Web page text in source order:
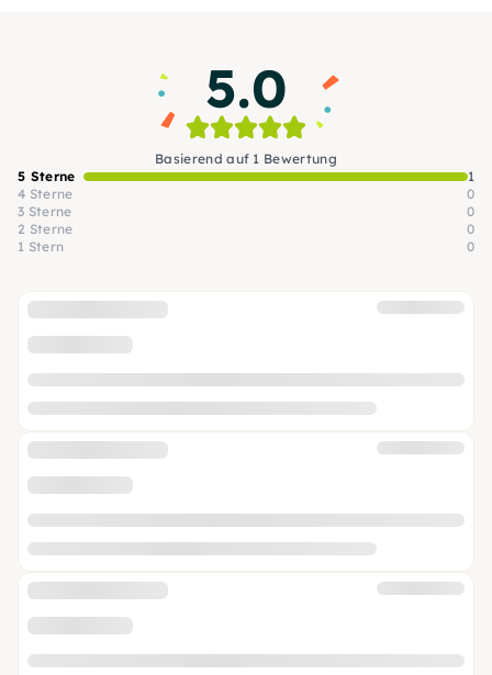
5.0
Basierend auf 1 Bewertung
5 Sterne
1
4 Sterne
0
3 Sterne
0
2 Sterne
0
1 Stern
0